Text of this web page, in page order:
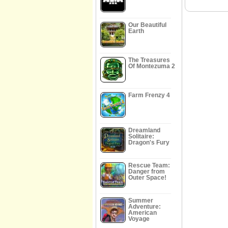
Our Beautiful
Earth
The Treasures
Of Montezuma 2
Farm Frenzy 4
Dreamland
Solitaire:
Dragon's Fury
Rescue Team:
Danger from
Outer Space!
Summer
Adventure:
American
Voyage